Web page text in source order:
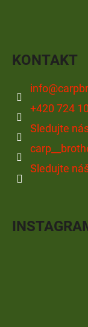
KONTAKT
info@
+420 724
Sledujte
Sledujte